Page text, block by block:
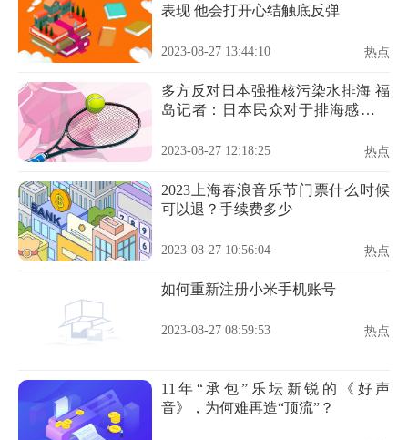
表现 他会打开心结触底反弹
2023-08-27 13:44:10 热点
多方反对日本强推核污染水排海 福
岛记者：日本民众对于排海感到愤
2023-08-27 12:18:25 热点
2023上海春浪音乐节门票什么时候
可以退？手续费多少
2023-08-27 10:56:04 热点
如何重新注册小米手机账号
2023-08-27 08:59:53 热点
11年“承包”乐坛新锐的《好声
音》，为何难再造“顶流”？